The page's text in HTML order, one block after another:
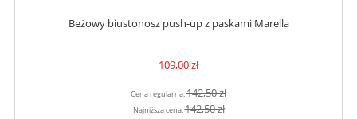
Beżowy biustonosz push-up z paskami Marella
109,00 zł
Cena regularna:142,50 zł
Najniższa cena:142,50 zł